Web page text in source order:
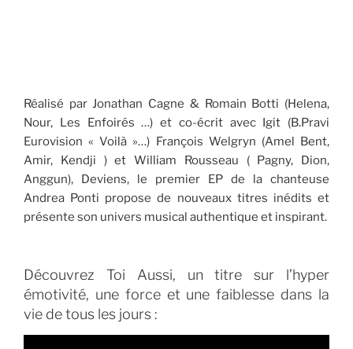
Réalisé par Jonathan Cagne & Romain Botti (Helena,
Nour, Les Enfoirés …) et co-écrit avec Igit (B.Pravi
Eurovision « Voilà »…) François Welgryn (Amel Bent,
Amir, Kendji ) et William Rousseau ( Pagny, Dion,
Anggun), Deviens, le premier EP de la chanteuse
Andrea Ponti propose de nouveaux titres inédits et
présente son univers musical authentique et inspirant.
Découvrez Toi Aussi, un titre sur l’hyper
émotivité, une force et une faiblesse dans la
vie de tous les jours :